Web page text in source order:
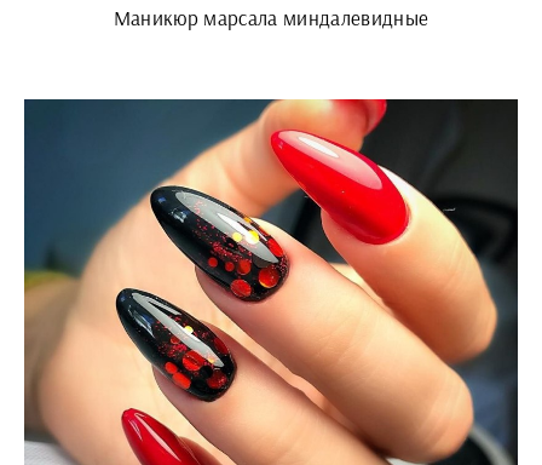
Маникюр марсала миндалевидные